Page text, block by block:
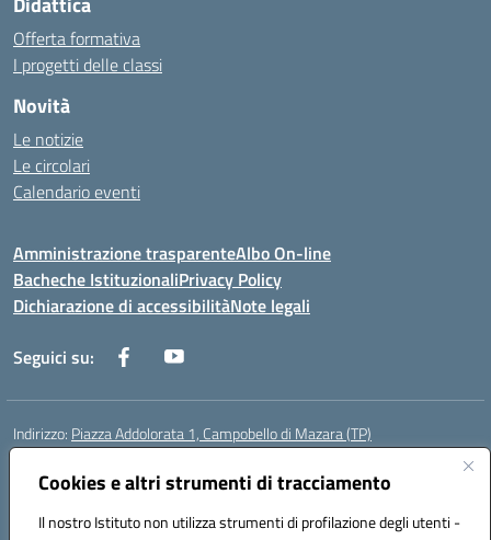
Cookies e altri strumenti di tracciamento
Il nostro Istituto non utilizza strumenti di profilazione degli utenti -
Offerta formativa
I progetti delle classi
Novità
Le notizie
Le circolari
Calendario eventi
Amministrazione trasparenteAlbo On-line
Bacheche IstituzionaliPrivacy Policy
Dichiarazione di accessibilitàNote legali
Seguici su:
Indirizzo: Piazza Addolorata 1, Campobello di Mazara (TP)
Centralino:
Posta elettronica certificata (PEC):tpic81800e@pec.istruzione.it
Codice fiscale: 81000910810